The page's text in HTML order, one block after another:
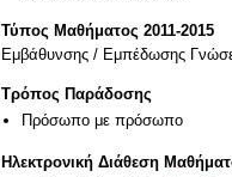
Τύπος Μαθήματος 2011-2015
Εμβάθυνσης / Εμπέδωσης
Τρόπος Παράδοσης
Πρόσωπο με πρόσωπο
Ηλεκτρονική Διάθεση